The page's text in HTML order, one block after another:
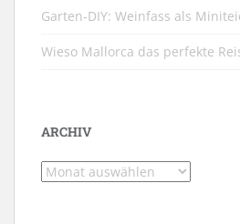
Garten-DIY: Weinfass als
Wieso Mallorca das perfekte
ARCHIV
Archiv